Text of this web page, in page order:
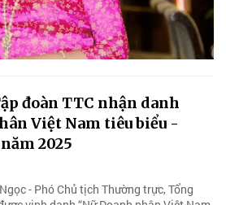
đoàn TTC nhận danh
Việt Nam tiêu biểu -
2025
- Phó Chủ tịch Thường trực, Tổng